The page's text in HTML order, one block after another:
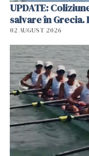
UPDATE:
salvare în
02 AUGUST 2026